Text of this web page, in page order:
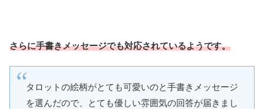
さらに手書きメッセージでも対応されているようです。
タロットの絵柄がとても可愛いのと手書きメッセージ
を選んだので、とても優しい雰囲気の回答が届きまし